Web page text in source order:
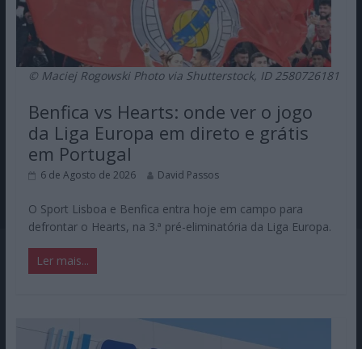
© Maciej Rogowski Photo via Shutterstock, ID 2580726181
Benfica vs Hearts: onde ver o jogo
da Liga Europa em direto e grátis
em Portugal
6 de Agosto de 2026 David Passos
O Sport Lisboa e Benfica entra hoje em campo para
defrontar o Hearts, na 3.ª pré-eliminatória da Liga Europa.
Ler mais...